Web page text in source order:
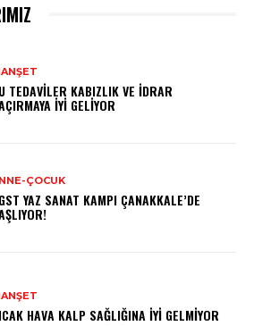
TEDAVILER KABIZLIK VE İDRAR
İYI GELIYOR
ÇOCUK
YAZ SANAT KAMPI ÇANAKKALE’DE
HAVA KALP SAĞLIĞINA İYI GELMIYOR